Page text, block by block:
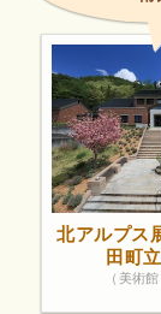
北アルプス
田町
（美術